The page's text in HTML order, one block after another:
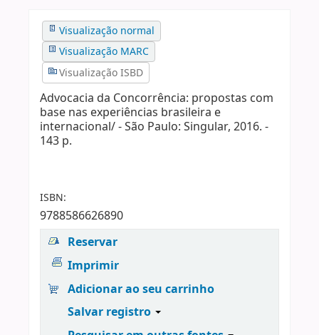
Visualização normal
Visualização MARC
Visualização ISBD
Advocacia da Concorrência: propostas com
base nas experiências brasileira e
internacional/ - São Paulo: Singular, 2016. -
143 p.
ISBN:
9788586626890
Reservar
Imprimir
Adicionar ao seu carrinho
Salvar registro